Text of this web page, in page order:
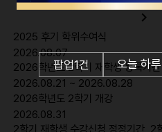
팝업1건 오늘 하
navigate_next
2025 후기 학위수여식
2026.08.07
2026학년도 2학기 재학생 등록기간
2026.08.21 ~ 2026.08.28
2026학년도 2학기 개강
2026.08.31
2학기 재학생 수강신청 정정기간, 2